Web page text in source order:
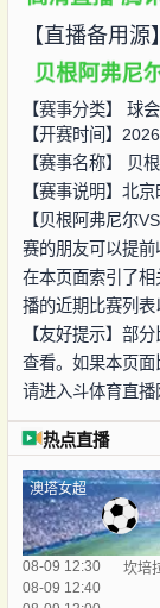
【直播备用源】
贝根阿弗尼
【赛事分类】 球
【开赛时间】
【赛事名称】
贝
【赛事说明】北
【贝根阿弗尼尔
赛的朋友可以提
在本页面索引了
播的近期比赛列表
【友好提示】部
查看。如果本页面
请进入斗体育直播
热点直播
澳塔女超
08-09 12:30 坎培
08-09 12:40